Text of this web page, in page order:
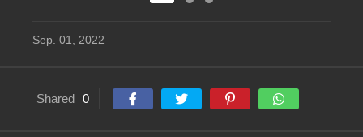
Sep. 01, 2022
Shared 0